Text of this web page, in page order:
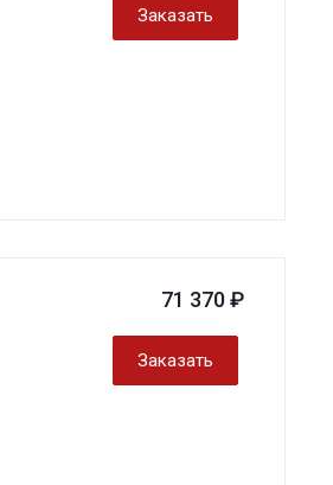
Заказать
71 370 ₽
Заказать